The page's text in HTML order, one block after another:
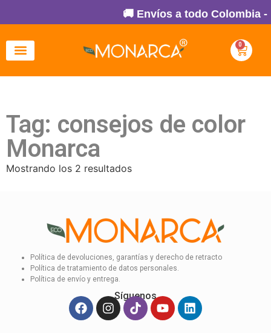
🚚 Envíos a todo Colombia -
0
Tag: consejos de color
Monarca
Mostrando los 2 resultados
Política de devoluciones, garantías y derecho de retracto
Política de tratamiento de datos personales.
Política de envío y entrega.
Síguenos